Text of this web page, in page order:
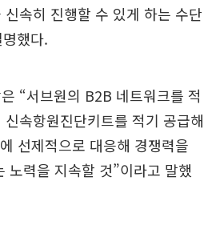
속히 진행할 수 있게 하는 수단
했다.
“서브원의 B2B 네트워크를 적
속항원진단키트를 적기 공급해
선제적으로 대응해 경쟁력을
노력을 지속할 것”이라고 말했